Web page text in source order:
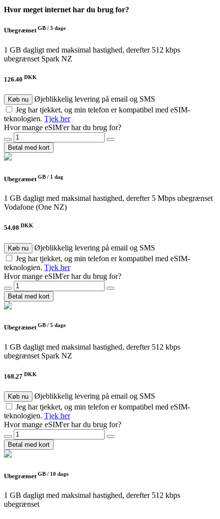
Hvor meget internet har du brug for?
UbegrænsetGB / 3 dage
1 GB dagligt med maksimal hastighed, derefter 512 kbps
ubegrænset Spark NZ
126.40 DKK
Køb nu
Øjeblikkelig levering på email og SMS
Jeg har tjekket, og min telefon er kompatibel med eSIM-
teknologien. Tjek her
Hvor mange eSIM'er har du brug for?
Betal med kort
Ubegrænset GB / 1 dag
1 GB dagligt med maksimal hastighed, derefter 5 Mbps ubegrænset
Vodafone (One NZ)
54.08 DKK
Køb nu
Øjeblikkelig levering på email og SMS
Jeg har tjekket, og min telefon er kompatibel med eSIM-
teknologien. Tjek her
Hvor mange eSIM'er har du brug for?
Betal med kort
UbegrænsetGB / 5 dage
1 GB dagligt med maksimal hastighed, derefter 512 kbps
ubegrænset Spark NZ
168.27 DKK
Køb nu
Øjeblikkelig levering på email og SMS
Jeg har tjekket, og min telefon er kompatibel med eSIM-
teknologien. Tjek her
Hvor mange eSIM'er har du brug for?
Betal med kort
Ubegrænset GB / 10 dage
1 GB dagligt med maksimal hastighed, derefter 512 kbps
ubegrænset